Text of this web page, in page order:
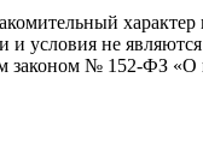
условия не
законом № 152-ФЗ